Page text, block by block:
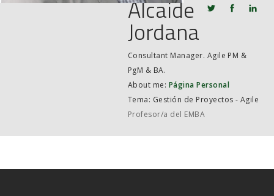
Alcaide
Jordana
Consultant Manager. Agile PM &
PgM & BA.
About me: Página Personal
Tema: Gestión de Proyectos - Agile
Profesor/a del EMBA